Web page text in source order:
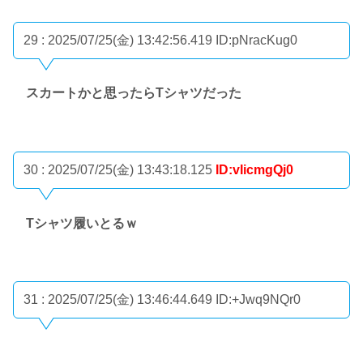
29 : 2025/07/25(金) 13:42:56.419 ID:pNracKug0
スカートかと思ったらTシャツだった
30 : 2025/07/25(金) 13:43:18.125 ID:vIicmgQj0
Tシャツ履いとるｗ
31 : 2025/07/25(金) 13:46:44.649 ID:+Jwq9NQr0